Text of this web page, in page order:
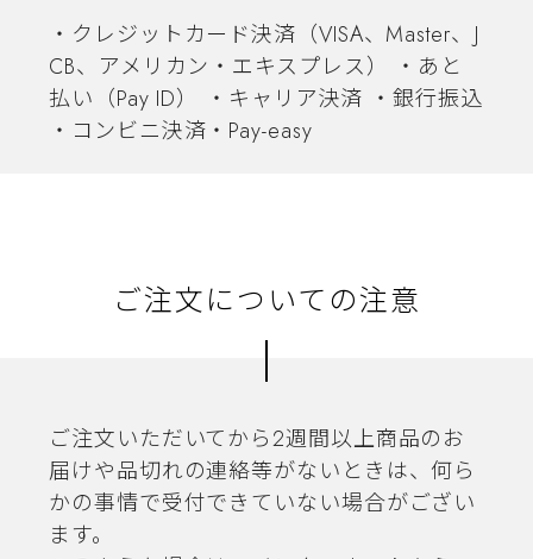
・クレジットカード決済（VISA、Master、J
CB、アメリカン・エキスプレス） ・あと
払い（Pay ID） ・キャリア決済 ・銀行振込
・コンビニ決済・Pay-easy
ご注文についての注意
ご注文いただいてから2週間以上商品のお
届けや品切れの連絡等がないときは、何ら
かの事情で受付できていない場合がござい
ます。